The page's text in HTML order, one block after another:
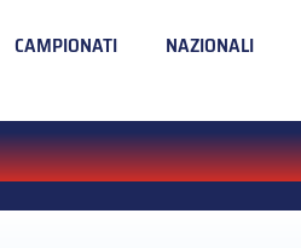
CAMPIONATI NAZIONALI